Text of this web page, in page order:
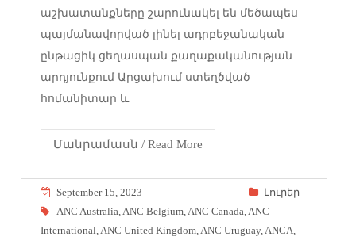
աշխատանքները շարունակել են մեծապես
պայմանավորված լինել ադրբեջանական
ընթացիկ ցեղասպան քաղաքականության
արդյունքում Արցախում ստեղծված
հոմանիտար և
Մանրամասն / Read More
September 15, 2023
Լուրեր
ANC Australia ANC Belgium ANC Canada ANC
International ANC United Kingdom ANC Uruguay, ANCA